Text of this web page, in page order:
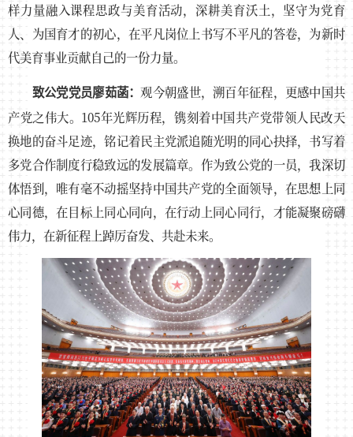
样力量融入课程思政与美育活动，深耕美育沃土，坚守为党育
人、为国育才的初心，在平凡岗位上书写不平凡的答卷，为新时
代美育事业贡献自己的一份力量。
致公党党员廖茹菡：观今朝盛世，溯百年征程，更感中国共
产党之伟大。105年光辉历程，镌刻着中国共产党带领人民改天
换地的奋斗足迹，铭记着民主党派追随光明的同心抉择，书写着
多党合作制度行稳致远的发展篇章。作为致公党的一员，我深切
体悟到，唯有毫不动摇坚持中国共产党的全面领导，在思想上同
心同德，在目标上同心同向，在行动上同心同行，才能凝聚磅礴
伟力，在新征程上踔厉奋发、共赴未来。